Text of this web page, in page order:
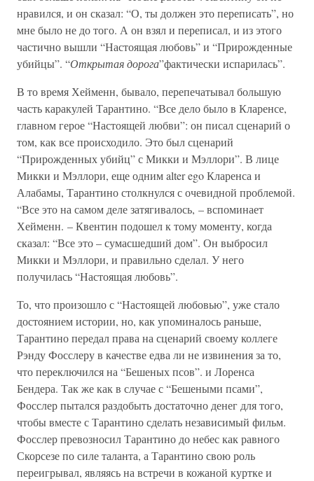
нравился, и он сказал: “О, ты должен это переписать”, но
мне было не до того. А он взял и переписал, и из этого
частично вышли “Настоящая любовь” и “Прирожденные
убийцы”. “Открытая дорога”фактически испарилась”.
В то время Хейменн, бывало, перепечатывал большую
часть каракулей Тарантино. “Все дело было в Кларенсе,
главном герое “Настоящей любви”: он писал сценарий о
том, как все происходило. Это был сценарий
“Прирожденных убийц” с Микки и Мэллори”. В лице
Микки и Мэллори, еще одним alter ego Кларенса и
Алабамы, Тарантино столкнулся с очевидной проблемой.
“Все это на самом деле затягивалось, – вспоминает
Хейменн. – Квентин подошел к тому моменту, когда
сказал: “Все это – сумасшедший дом”. Он выбросил
Микки и Мэллори, и правильно сделал. У него
получилась “Настоящая любовь”.
То, что произошло с “Настоящей любовью”, уже стало
достоянием истории, но, как упоминалось раньше,
Тарантино передал права на сценарий своему коллеге
Рэнду Фосслеру в качестве едва ли не извинения за то,
что переключился на “Бешеных псов”. и Лоренса
Бендера. Так же как в случае с “Бешеными псами”,
Фосслер пытался раздобыть достаточно денег для того,
чтобы вместе с Тарантино сделать независимый фильм.
Фосслер превозносил Тарантино до небес как равного
Скорсезе по силе таланта, а Тарантино свою роль
переигрывал, являясь на встречи в кожаной куртке и